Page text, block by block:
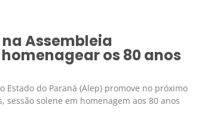
Assembleia
os 80 anos
Estado do Paraná (Alep) promove no próximo
sessão solene em homenagem aos 80 anos